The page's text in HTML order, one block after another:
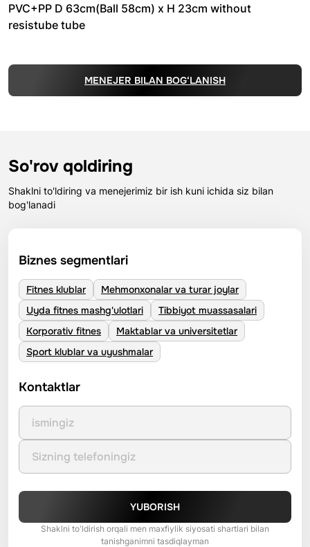
PVC+PP D 63cm(Ball 58cm) x H 23cm without
resistube tube
MENEJER BILAN BOG‘LANISH
So'rov qoldiring
Shaklni to'ldiring va menejerimiz bir ish kuni ichida siz bilan
bog'lanadi
Biznes segmentlari
Fitnes klublar
Mehmonxonalar va turar joylar
Uyda fitnes mashg'ulotlari
Tibbiyot muassasalari
Korporativ fitnes
Maktablar va universitetlar
Sport klublar va uyushmalar
Kontaktlar
YUBORISH
Shaklni to'ldirish orqali men maxfiylik siyosati shartlari bilan
tanishganimni tasdiqlayman